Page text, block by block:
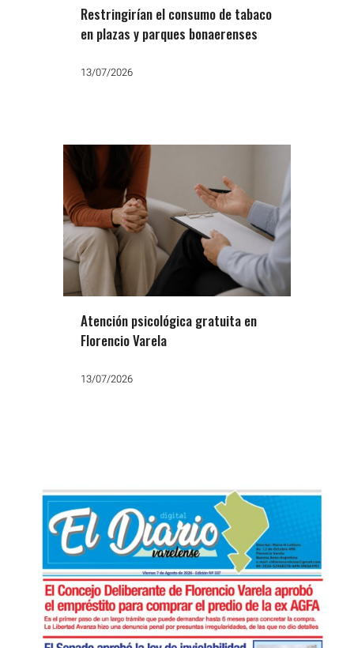
Restringirían el consumo de tabaco
en plazas y parques bonaerenses
13/07/2026
Atención psicológica gratuita en
Florencio Varela
13/07/2026